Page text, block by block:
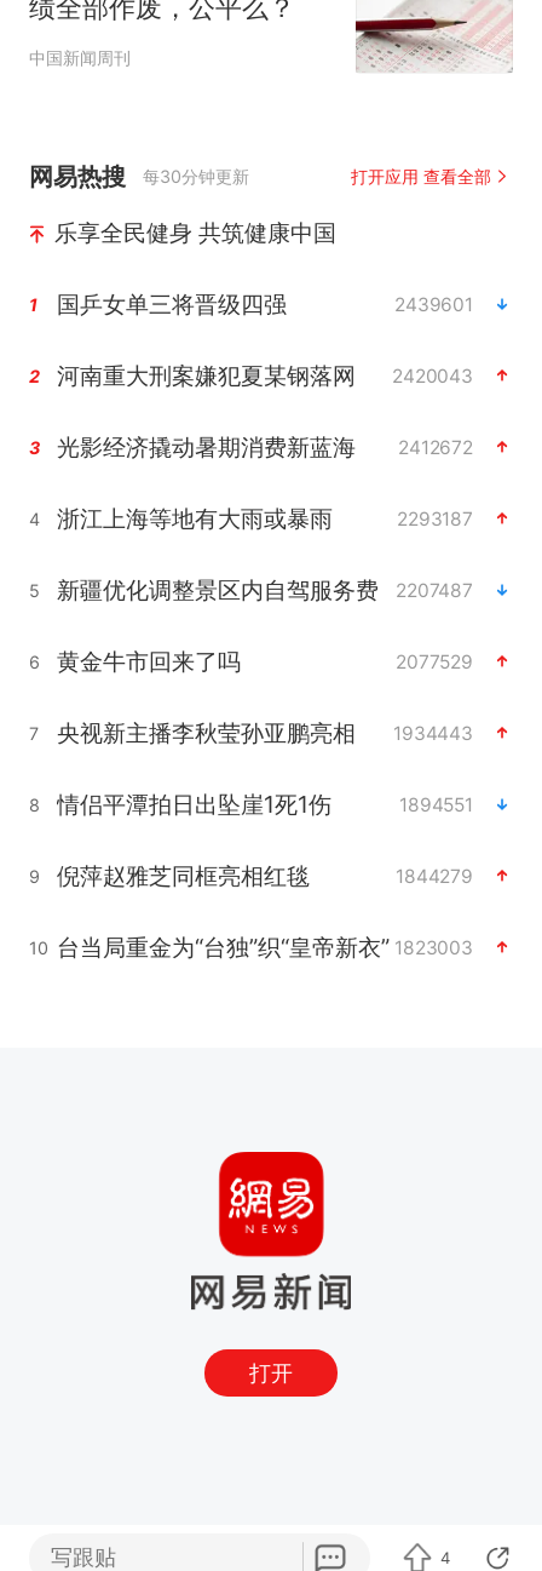
绩全部作废，公平么？
中国新闻周刊
网易热搜 每30分钟更新 打开应用 查看全部
乐享全民健身 共筑健康中国
1 国乒女单三将晋级四强 2439601
2 河南重大刑案嫌犯夏某钢落网 2420043
3 光影经济撬动暑期消费新蓝海 2412672
4 浙江上海等地有大雨或暴雨 2293187
5 新疆优化调整景区内自驾服务费 2207487
6 黄金牛市回来了吗 2077529
7 央视新主播李秋莹孙亚鹏亮相 1934443
8 情侣平潭拍日出坠崖1死1伤 1894551
9 倪萍赵雅芝同框亮相红毯 1844279
10 台当局重金为“台独”织“皇帝新衣” 1823003
打开
写跟贴 4